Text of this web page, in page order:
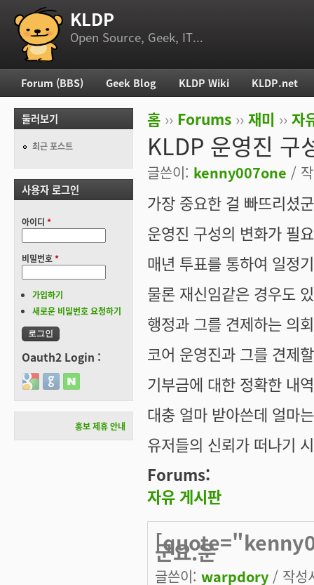
부 메뉴 KLDP
Open Source, Geek, IT...
현재 위치
홈 ›› Forums ›› 재미 ›› 자
KLDP 운영진 구
글쓴이: kenny007one /
가장 중요한 걸 빠뜨리셨
운영진 구성의 변화가 필
매년 투표를 통하여 일정
물론 재신임같은 경우도
행정과 그를 견제하는 의
코어 운영진과 그를 견제
기부금에 대한 정확한 내
대충 얼마 받아쓴데 얼마
유저들의 신뢰가 떠나기
Forums:
자유 게시판
군요.운
글쓴이: warpdory / 작성
주 메뉴
Forum (BBS) Geek Blog KLDP Wiki KLDP.net
둘러보기
최근 포스트
사용자 로그인
아이디 *
비밀번호*
가입하기
새로운 비밀번호 요청하기
Oauth2 Login :
Login with Google
Login with GitHub
Login with Naver
홍보 제휴 안내